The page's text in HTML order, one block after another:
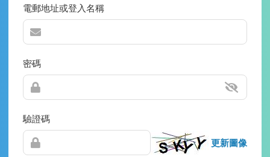
電郵地址或登入名稱
密碼
驗證碼
更新圖像